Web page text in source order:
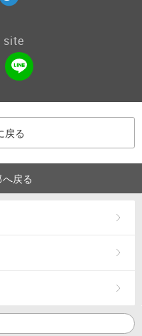
site
戻る
戻る